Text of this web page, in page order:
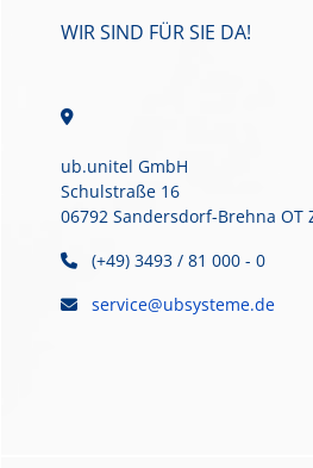
WIR SIND FÜR SIE DA!
ub.unitel GmbH
Schulstraße 16
06792 Sandersdorf-Brehna OT
(+49) 3493 / 81 000 - 0
service@ubsysteme.de